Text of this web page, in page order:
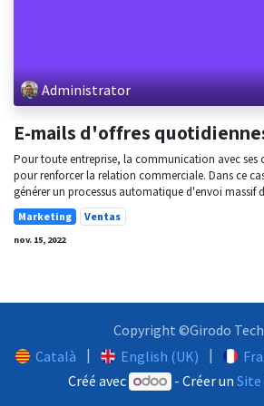
Administrator
E-mails d'offres
Pour toute entreprise, la communication avec ses
pour renforcer la relation commerciale. Dans ce
générer un processus automatique d'envoi massif
Marketing Ventas
nov. 15, 2022
Copyright ©Girodo Tech
Català
| English (UK) |
Créé avec
- Créer un